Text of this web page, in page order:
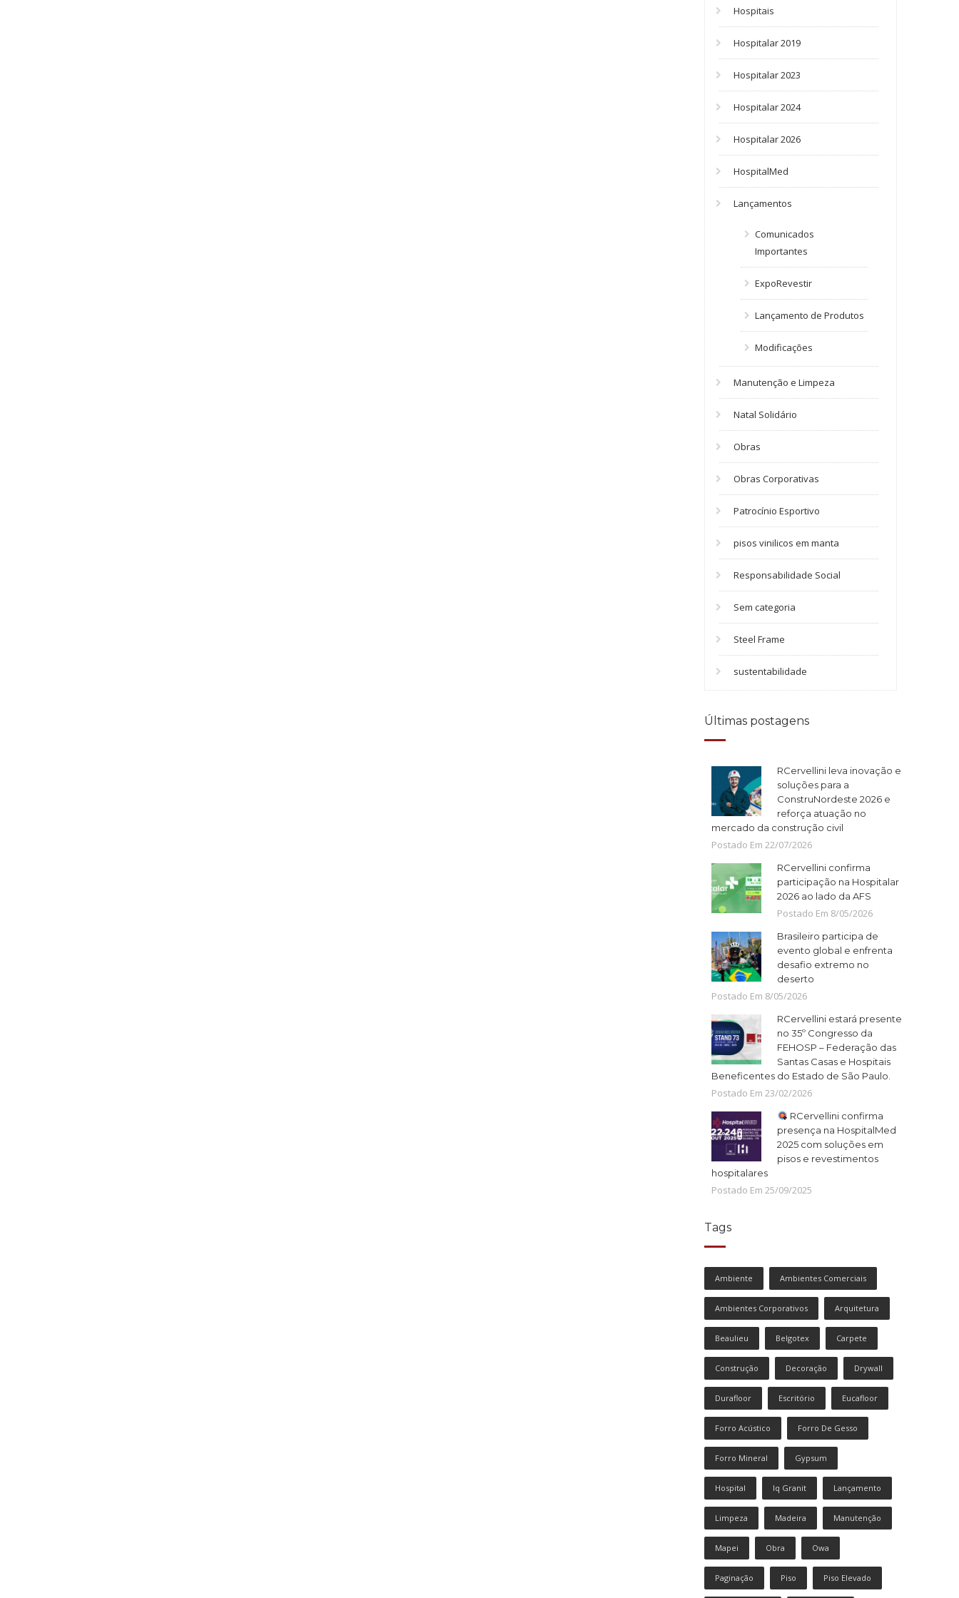
Hospitais
Hospitalar 2019
Hospitalar 2023
Hospitalar 2024
Hospitalar 2026
HospitalMed
Lançamentos
Comunicados
Importantes
ExpoRevestir
Lançamento de Produtos
Modificações
Manutenção e Limpeza
Natal Solidário
Obras
Obras Corporativas
Patrocínio Esportivo
pisos vinilicos em manta
Responsabilidade Social
Sem categoria
Steel Frame
sustentabilidade
Últimas postagens
RCervellini leva inovação e
soluções para a
ConstruNordeste 2026 e
reforça atuação no
mercado da construção civil
Postado Em 22/07/2026
RCervellini confirma
participação na Hospitalar
2026 ao lado da AFS
Postado Em 8/05/2026
Brasileiro participa de
evento global e enfrenta
desafio extremo no
deserto
Postado Em 8/05/2026
RCervellini estará presente
no 35º Congresso da
FEHOSP – Federação das
Santas Casas e Hospitais
Beneficentes do Estado de São Paulo.
Postado Em 23/02/2026
RCervellini confirma
presença na HospitalMed
2025 com soluções em
pisos e revestimentos
hospitalares
Postado Em 25/09/2025
Tags
Ambiente Ambientes Comerciais
Ambientes Corporativos Arquitetura
Beaulieu Belgotex Carpete
Construção Decoração Drywall
Durafloor Escritório Eucafloor
Forro Acústico Forro De Gesso
Forro Mineral Gypsum
Hospital Iq Granit Lançamento
Limpeza Madeira Manutenção
Mapei Obra Owa
Paginação Piso Piso Elevado